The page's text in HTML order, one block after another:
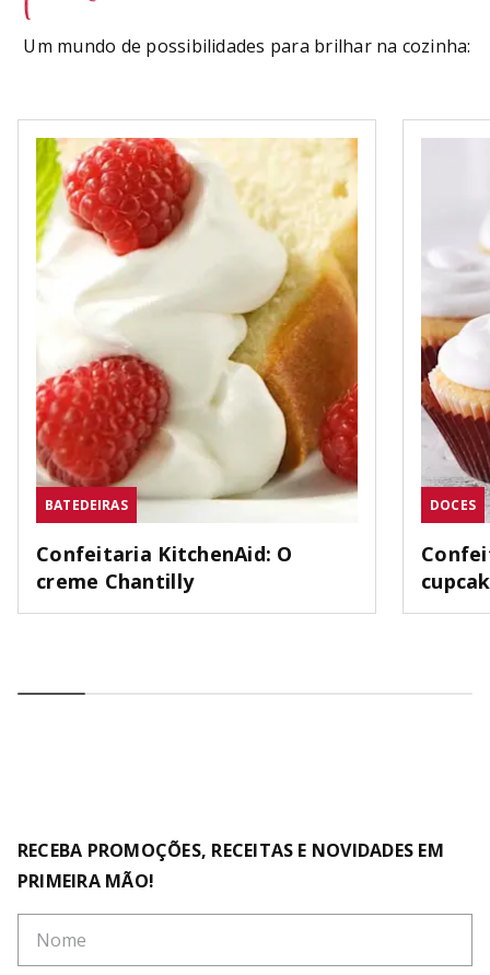
Um mundo de possibilidades para brilhar na cozinha:
BATEDEIRAS
Confeitaria KitchenAid: O
creme Chantilly
DOCES
RECEBA PROMOÇÕES, RECEITAS E NOVIDADES EM
PRIMEIRA MÃO!